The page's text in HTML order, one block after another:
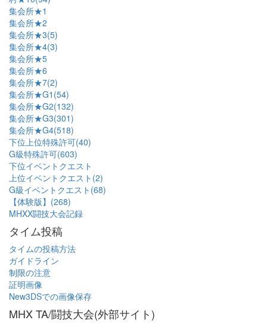
集会所★1
集会所★2
集会所★3(5)
集会所★4(3)
集会所★5
集会所★6
集会所★7(2)
集会所★G1(54)
集会所★G2(132)
集会所★G3(301)
集会所★G4(518)
下位上位特殊許可(40)
G級特殊許可(603)
下位イベントクエスト
上位イベントクエスト(2)
G級イベントクエスト(68)
【体験版】(268)
MHXX闘技大会記録
タイム投稿
タイムの投稿方法
ガイドライン
制限の注意
証明画像
New3DSでの画像保存
MHX TA/闘技大会(外部サイト)